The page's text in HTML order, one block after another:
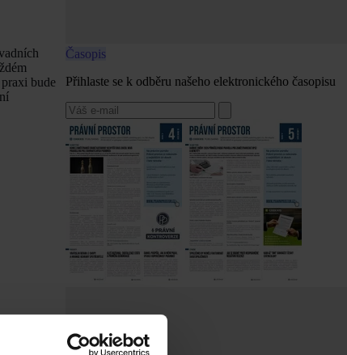
bude
Časopis
Přihlaste se k odběru našeho elektronického časopisu